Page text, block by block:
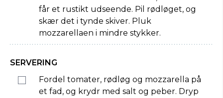
får et rustikt udseende. Pil rødløget, og
skær det i tynde skiver. Pluk
mozzarellaen i mindre stykker.
SERVERING
Fordel tomater, rødløg og mozzarella på
et fad, og krydr med salt og peber. Dryp